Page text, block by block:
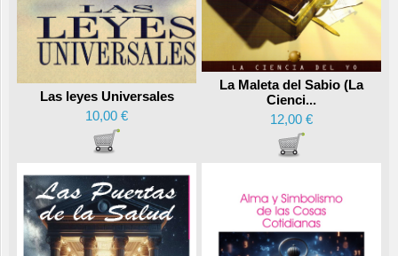
Las leyes Universales
10,00 €
La Maleta del Sabio (La
Cienci...
12,00 €